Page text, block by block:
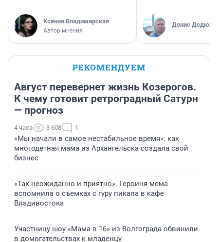
Ксения Владимирская
Автор мнения
Денис
РЕКОМЕНДУЕМ
Август перевернет жизнь Козерогов.
К чему готовит ретроградный Сатурн
— прогноз
4 часа 3 608 1
«Мы начали в самое нестабильное время»: как
многодетная мама из Архангельска создала свой
бизнес
«Так неожиданно и приятно». Героиня мема
вспомнила о съемках с гуру пикапа в кафе
Владивостока
Участницу шоу «Мама в 16» из Волгограда обвинили
в домогательствах к младенцу